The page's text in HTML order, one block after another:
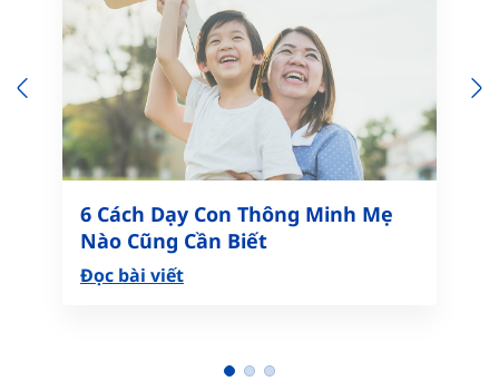
Previous
6 Cách Dạy Con Thông Minh Mẹ
Nào Cũng Cần Biết
Đọc bài viết